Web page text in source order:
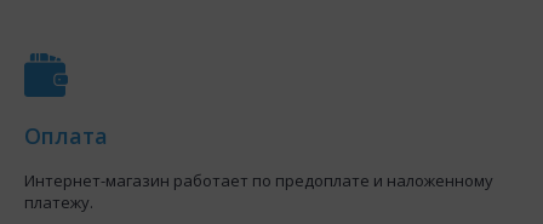
Оплата
Интернет-магазин работает по предоплате и наложенному
платежу.